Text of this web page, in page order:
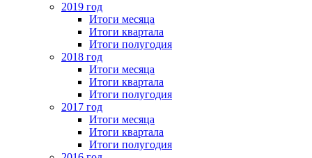
2019 год
Итоги месяца
Итоги квартала
Итоги полугодия
2018 год
Итоги месяца
Итоги квартала
Итоги полугодия
2017 год
Итоги месяца
Итоги квартала
Итоги полугодия